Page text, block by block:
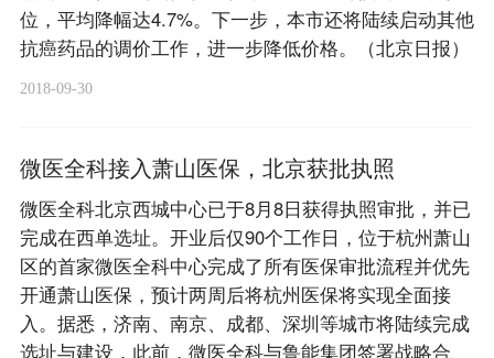
位，平均降幅达4.7%。下一步，本市还将陆续启动其他
抗癌药品的调价工作，进一步降低价格。（北京日报）
2018-09-30
微医全科接入萧山医保，北京获批执照
微医全科北京西城中心已于8月8日获得执照审批，并已
完成在西单选址。开业后仅90个工作日，位于杭州萧山
区的首家微医全科中心完成了所有医保审批流程并优先
开通萧山医保，预计两周后将杭州医保将实现全面接
入。据悉，济南、南京、成都、深圳等城市将陆续完成
选址与建设，此前，微医全科与鲁能集团签署战略合